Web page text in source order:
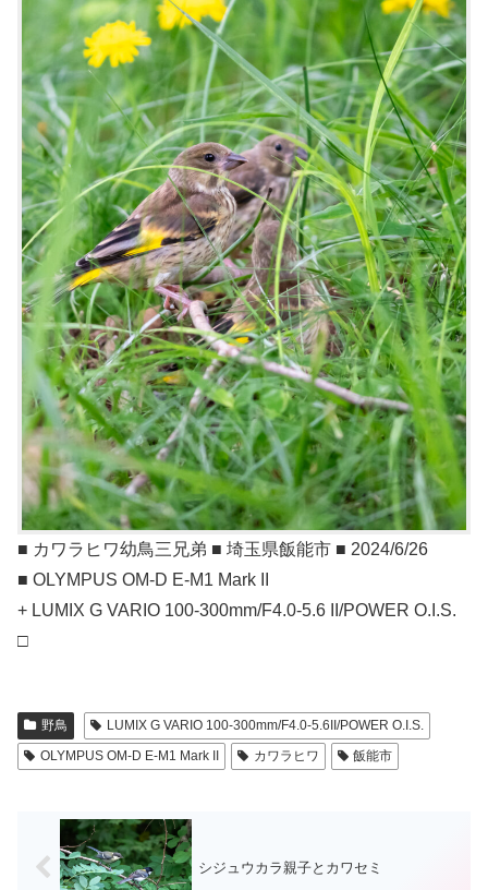
■ カワラヒワ幼鳥三兄弟 ■ 埼玉県飯能市 ■ 2024/6/26
■ OLYMPUS OM-D E-M1 Mark II
+ LUMIX G VARIO 100-300mm/F4.0-5.6 II/POWER O.I.S.
□
野鳥
LUMIX G VARIO 100-300mm/F4.0-5.6II/POWER O.I.S.
OLYMPUS OM-D E-M1 Mark II
カワラヒワ 飯能市
シジュウカラ親子とカワセミ